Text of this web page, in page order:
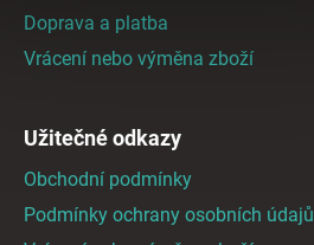
Doprava a platba
Vrácení nebo výměna zboží
Užitečné odkazy
Obchodní podmínky
Podmínky ochrany osobních údajů